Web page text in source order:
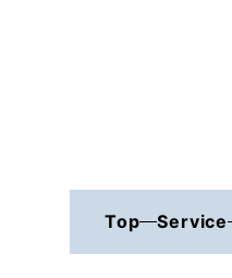
Top Service